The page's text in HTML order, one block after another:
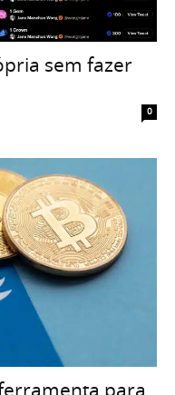
sem fazer
0
para